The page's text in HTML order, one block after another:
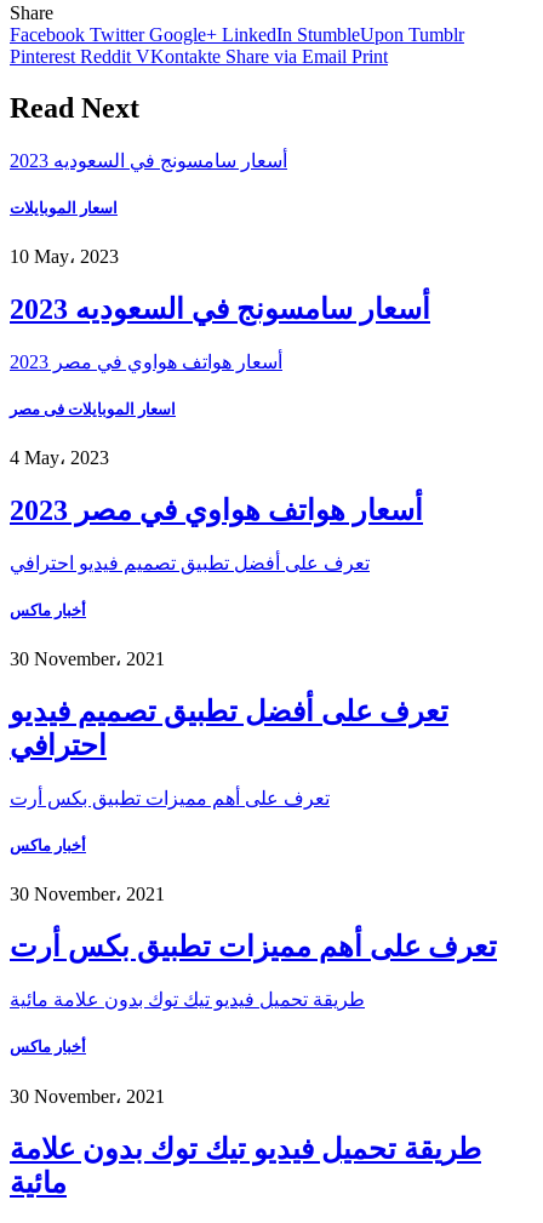
Share
Facebook Twitter Google+ LinkedIn StumbleUpon Tumblr
Pinterest Reddit VKontakte Share via Email Print
Read Next
أسعار سامسونج في السعوديه 2023
اسعار الموبايلات
10 May، 2023
أسعار سامسونج في السعوديه 2023
أسعار هواتف هواوي في مصر 2023
اسعار الموبايلات فى مصر
4 May، 2023
أسعار هواتف هواوي في مصر 2023
تعرف على أفضل تطبيق تصميم فيديو احترافي
أخبار ماكس
30 November، 2021
تعرف على أفضل تطبيق تصميم فيديو
احترافي
تعرف على أهم مميزات تطبيق بكس أرت
أخبار ماكس
30 November، 2021
تعرف على أهم مميزات تطبيق بكس أرت
طريقة تحميل فيديو تيك توك بدون علامة مائية
أخبار ماكس
30 November، 2021
طريقة تحميل فيديو تيك توك بدون علامة
مائية